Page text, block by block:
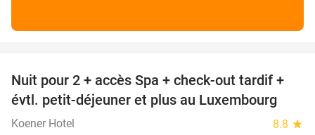
17%
Nuit pour 2 + accès Spa + check-out tardif +
évtl. petit-déjeuner et plus au Luxembourg
Koener Hotel 8.8 star